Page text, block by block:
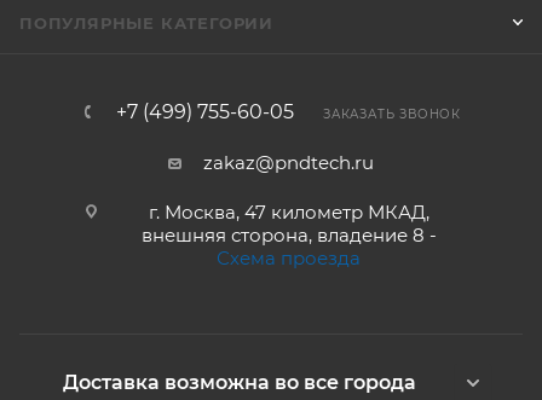
ПОПУЛЯРНЫЕ КАТЕГОРИИ
+7 (499) 755-60-05 ЗАКАЗАТЬ ЗВОНОК
zakaz@pndtech.ru
г. Москва, 47 километр МКАД,
внешняя сторона, владение 8 -
Схема проезда
Доставка возможна во все города